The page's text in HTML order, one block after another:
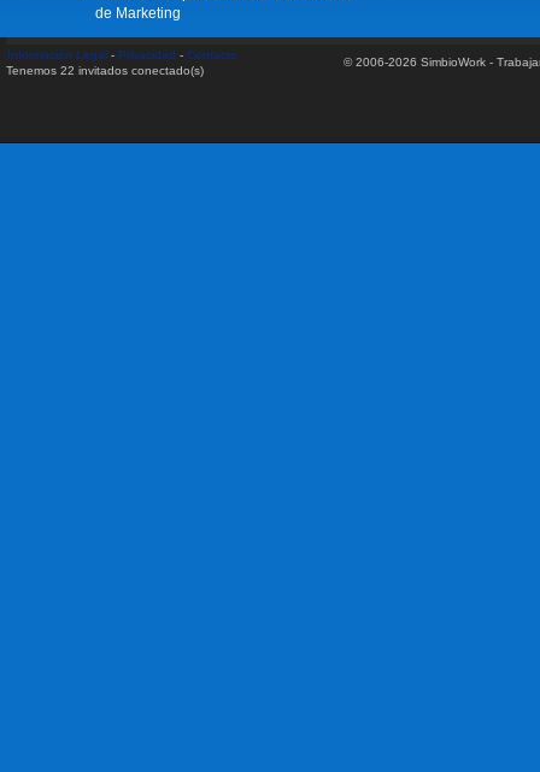
de Marketing
Información Legal - Privacidad - Contacto
Tenemos 22 invitados conectado(s)
© 2006-2026 SimbioWork -